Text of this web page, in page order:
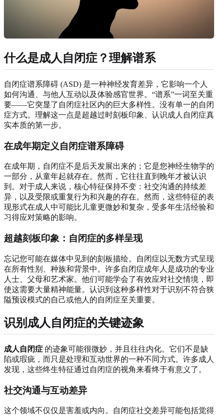
什么是成人自闭症？理解谱系
自闭症谱系障碍 (ASD) 是一种神经发育差异，它影响一个人
如何沟通、与他人互动以及体验感官世界。“谱系”一词至关重
要——它突显了自闭症社区内的巨大多样性。没有单一的自闭
症方式。理解这一点是超越过时刻板印象、认识成人自闭症真
实本质的第一步。
在成年期定义自闭症谱系障碍
在成年期，自闭症不是后天发展出来的；它是您神经生物学的
一部分，从童年起就存在。然而，它往往直到晚年才被认识
到。对于成人来说，核心特征保持不变：社交沟通的持续差
异，以及受限或重复行为和兴趣的存在。然而，这些特征的表
现形式在成人中可能比儿童更微妙和复杂，受多年生活经验和
习得应对策略的影响。
超越刻板印象：自闭症的多样呈现
忘记您可能在媒体中见到的刻板描绘。自闭症以无数方式呈现
在所有性别、种族和背景中。许多自闭症成年人是成功的专业
人士、父母和艺术家。他们可能学会了有效应对社交情境，即
使这需要大量精神能量。认识到这种多样性对于识别不符合狭
隘预设模式的自己或他人的自闭症至关重要。
识别成人自闭症的关键迹象
成人自闭症 的迹象可能很微妙，并且往往内化。它们不是缺
陷或瑕疵，而只是处理和互动世界的一种不同方式。许多成人
发现，这些终生特征通过自闭症的视角来看终于有意义了。
社交沟通与互动差异
这个领域不仅仅是害羞或内向。自闭症社交差异可能包括觉得